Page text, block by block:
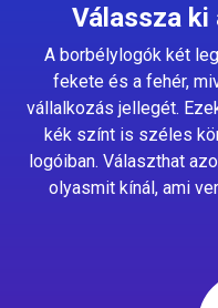
Válassza
A borbélylogók két
fekete és a fehér,
vállalkozás jellegét.
kék színt is széles
logóiban. Választhat
olyasmit kínál, ami